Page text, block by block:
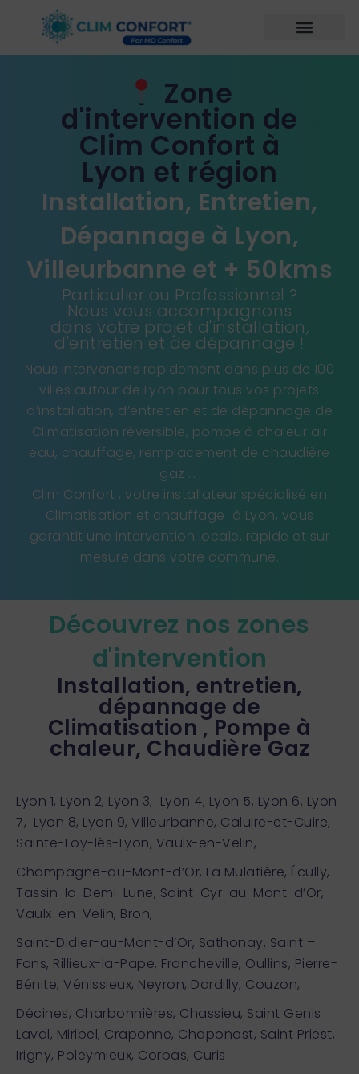
Zone
d'intervention de
Clim Confort à
Lyon et région
Installation, Entretien,
Dépannage à Lyon,
Villeurbanne et + 50kms
Particulier ou Professionnel ?
Nous vous accompagnons
dans votre projet d'installation,
d'entretien et de dépannage !
Nous intervenons rapidement dans plus de 100
villes autour de Lyon pour tous vos projets
d’installation, d’entretien et de dépannage de
Climatisation réversible, pompe à chaleur air
eau, chauffage, remplacement de chaudière
gaz …
Clim Confort , votre installateur spécialisé en
Climatisation et chauffage à Lyon, vous
garantit une intervention locale, rapide et sur
mesure dans votre commune.
Découvrez nos zones
d'intervention
Installation, entretien,
dépannage de
Climatisation , Pompe à
chaleur, Chaudière Gaz
Lyon 1, Lyon 2, Lyon 3, Lyon 4, Lyon 5, Lyon 6, Lyon
7, Lyon 8, Lyon 9, Villeurbanne, Caluire-et-Cuire,
Sainte-Foy-lès-Lyon, Vaulx-en-Velin,
Champagne-au-Mont-d’Or, La Mulatière, Écully,
Tassin-la-Demi-Lune, Saint-Cyr-au-Mont-d’Or,
Vaulx-en-Velin, Bron,
Saint-Didier-au-Mont-d’Or, Sathonay, Saint –
Fons, Rillieux-la-Pape, Francheville, Oullins, Pierre-
Bénite, Vénissieux, Neyron, Dardilly, Couzon,
Décines, Charbonnières, Chassieu, Saint Genis
Laval, Miribel, Craponne, Chaponost, Saint Priest,
Irigny, Poleymieux, Corbas, Curis